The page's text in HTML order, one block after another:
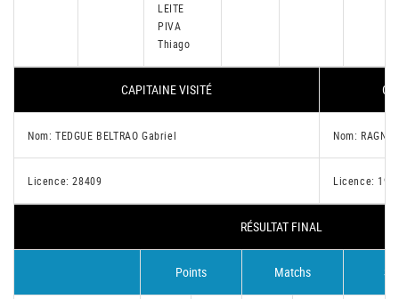
LEITE
PIVA
Thiago
CAPITAINE VISITÉ
Nom: TEDGUE BELTRAO Gabriel Nom:
Licence: 28409 Licence:
RÉSULTAT FINAL
Points Matchs